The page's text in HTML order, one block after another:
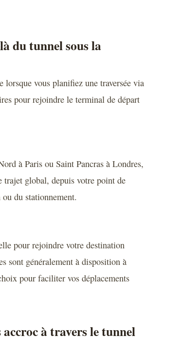
du tunnel sous la
vous planifiez une traversée via
pour rejoindre le terminal de départ
à Paris ou Saint Pancras à Londres,
trajet global, depuis votre point de
du stationnement.
pour rejoindre votre destination
sont généralement à disposition à
pour faciliter vos déplacements
à travers le tunnel